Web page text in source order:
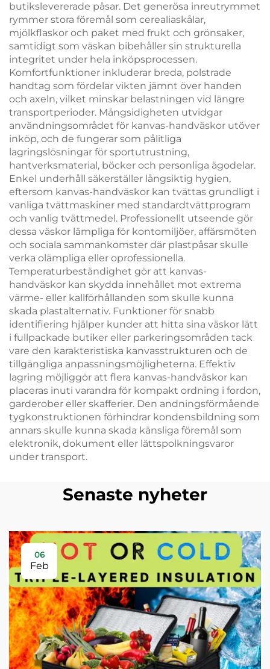
butikslevererade påsar. Det generösa inreutrymmet
rymmer stora föremål som cerealiaskålar,
mjölkflaskor och paket med frukt och grönsaker,
samtidigt som väskan bibehåller sin strukturella
integritet under hela inköpsprocessen.
Komfortfunktioner inkluderar breda, polstrade
handtag som fördelar vikten jämnt över handen
och axeln, vilket minskar belastningen vid längre
transportperioder. Mångsidigheten utvidgar
användningsområdet för kanvas-handväskor utöver
inköp, och de fungerar som pålitliga
lagringslösningar för sportutrustning,
hantverksmaterial, böcker och personliga ägodelar.
Enkel underhåll säkerställer långsiktig hygien,
eftersom kanvas-handväskor kan tvättas grundligt i
vanliga tvättmaskiner med standardtvättprogram
och vanlig tvättmedel. Professionellt utseende gör
dessa väskor lämpliga för kontomiljöer, affärsmöten
och sociala sammankomster där plastpåsar skulle
verka olämpliga eller oprofessionella.
Temperaturbeständighet gör att kanvas-
handväskor kan skydda innehållet mot extrema
värme- eller kallförhållanden som skulle kunna
skada plastalternativ. Funktioner för snabb
identifiering hjälper kunder att hitta sina väskor lätt
i fullpackade butiker eller parkeringsområden tack
vare den karakteristiska kanvasstrukturen och de
tillgängliga anpassningsmöjligheterna. Effektiv
lagring möjliggör att flera kanvas-handväskor kan
placeras inuti varandra för kompakt ordning i fordon,
garderober eller skafferier. Den andningsförmående
tygkonstruktionen förhindrar kondensbildning som
annars skulle kunna skada känsliga föremål som
elektronik, dokument eller lättspolkningsvaror
under transport.
Senaste nyheter
06
Feb